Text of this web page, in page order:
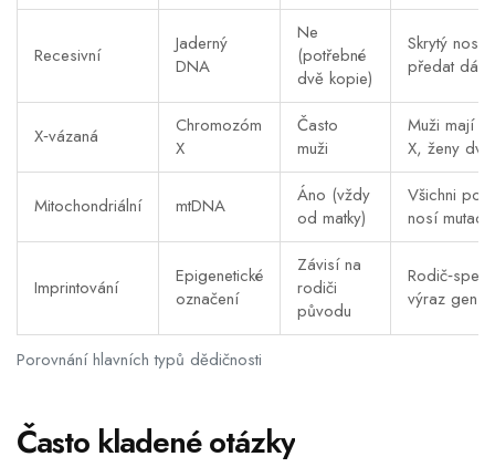
Porovnání hlavních typů dědičnosti
Recesivní
Jaderný
DNA
Ne
(potřebné
dvě kopie)
Skrytý
předat dál
X‑vázaná
Chromozóm
X
Často
muži
Muži mají
X, ženy dva
Mitochondriální mtDNA
Áno (vždy
od matky)
Všichni
nosí mutaci
Imprintování
Epigenetické
označení
Závisí na
rodiči
původu
výraz genů
Často kladené otázky